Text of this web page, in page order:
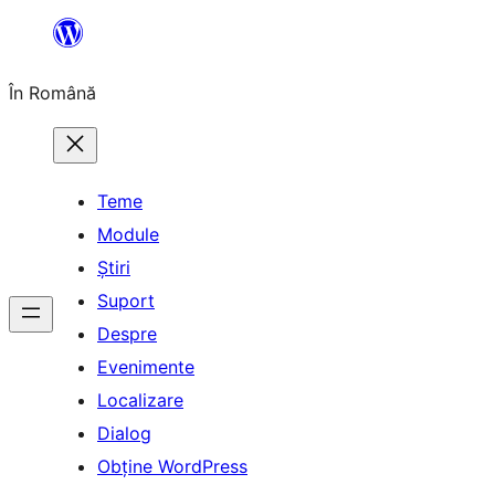
conținut
În Română
Teme
Module
Știri
Suport
Despre
Evenimente
Localizare
Dialog
Obține WordPress